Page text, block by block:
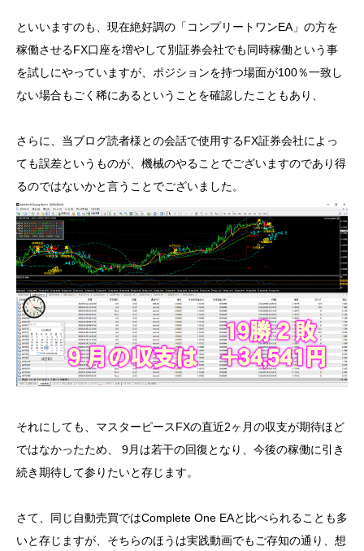
といいますのも、現在絶好調の「コンプリートワンEA」の方を
稼働させるFX口座を増やして別証券会社でも同時稼働という事
を試しにやっていますが、ポジションを持つ場面が100％一致し
ない場合もごく稀にあるということを確認したこともあり、
さらに、当ブログ読者様との会話で使用するFX証券会社によっ
ても誤差というものが、機械のやることでございますのであり得
るのではないかと言うことでございました。
それにしても、マスターピースFXの直近2ヶ月の収支が期待ほど
ではなかったため、 9月は若干の回復となり、今後の稼働に引き
続き期待して参りたいと存じます。
さて、同じ自動売買ではComplete One EAと比べられることも多
いと存じますが、そちらのほうは実践動画でもご存知の通り、想